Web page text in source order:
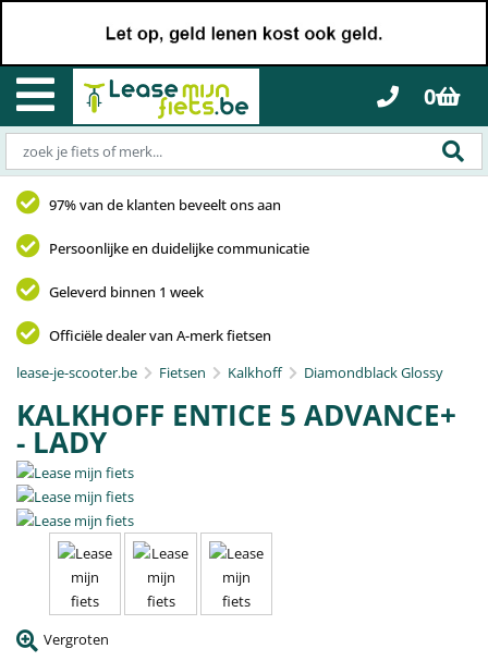
0
97% van de klanten beveelt ons aan
Persoonlijke en duidelijke communicatie
Geleverd binnen 1 week
Officiële dealer van A-merk fietsen
lease-je-scooter.be
Fietsen Kalkhoff Diamondblack Glossy
KALKHOFF ENTICE 5 ADVANCE+
- LADY
Vergroten